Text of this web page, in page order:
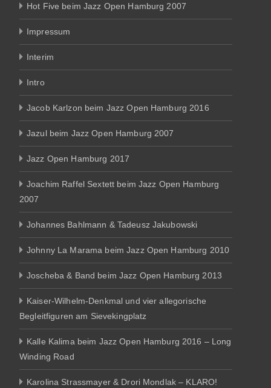
Hot Five beim Jazz Open Hamburg 2007
Impressum
Interim
Intro
Jacob Karlzon beim Jazz Open Hamburg 2016
Jazul beim Jazz Open Hamburg 2007
Jazz Open Hamburg 2017
Joachim Raffel Sextett beim Jazz Open Hamburg
2007
Johannes Bahlmann & Tadeusz Jakubowski
Johnny La Marama beim Jazz Open Hamburg 2010
Joscheba & Band beim Jazz Open Hamburg 2013
Kaiser-Wilhelm-Denkmal und vier allegorische
Begleitfiguren am Sievekingplatz
Kalle Kalima beim Jazz Open Hamburg 2016 – Long
Winding Road
Karolina Strassmayer & Drori Mondlak – KLARO!